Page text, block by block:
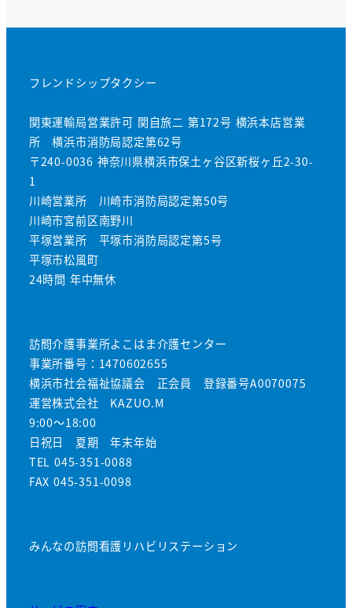
フレンドシップタクシー
関東運輸局営業許可 関自旅二 第172号 横浜本店営業
所 横浜市消防局認定第62号
〒240-0036 神奈川県横浜市保土ヶ谷区新桜ヶ丘2-30-
1
川崎営業所 川崎市消防局認定第50号
川崎市宮前区南野川
平塚営業所 平塚市消防局認定第5号
平塚市松風町
24時間 年中無休
訪問介護事業所よこはま介護センター
事業所番号：1470602655
横浜市社会福祉協議会 正会員 登録番号A0070075
運営株式会社 KAZUO.M
9:00～18:00
日祝日 夏期 年末年始
TEL 045-351-0088
FAX 045-351-0098
みんなの訪問看護リハビリステーション